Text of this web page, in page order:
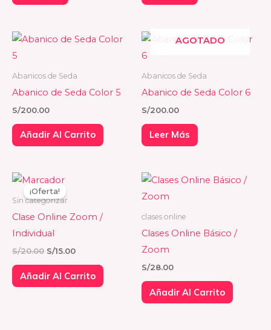
Abanicos de Seda
Abanico de Seda Color 5
S/200.00
Añadir Al Carrito
AGOTADO
Abanicos de Seda
Abanico de Seda Color 6
S/200.00
Leer Más
¡Oferta!
Sin categorizar
Clase Online Zoom /
Individual
S/20.00
El
precio
original
S/20.00.
S/15.00
S/15.00.
Añadir Al Carrito
clases online
Clases Online Básico /
Zoom
S/28.00
Añadir Al Carrito